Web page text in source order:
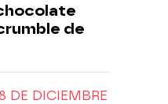
de
DE DICIEMBRE